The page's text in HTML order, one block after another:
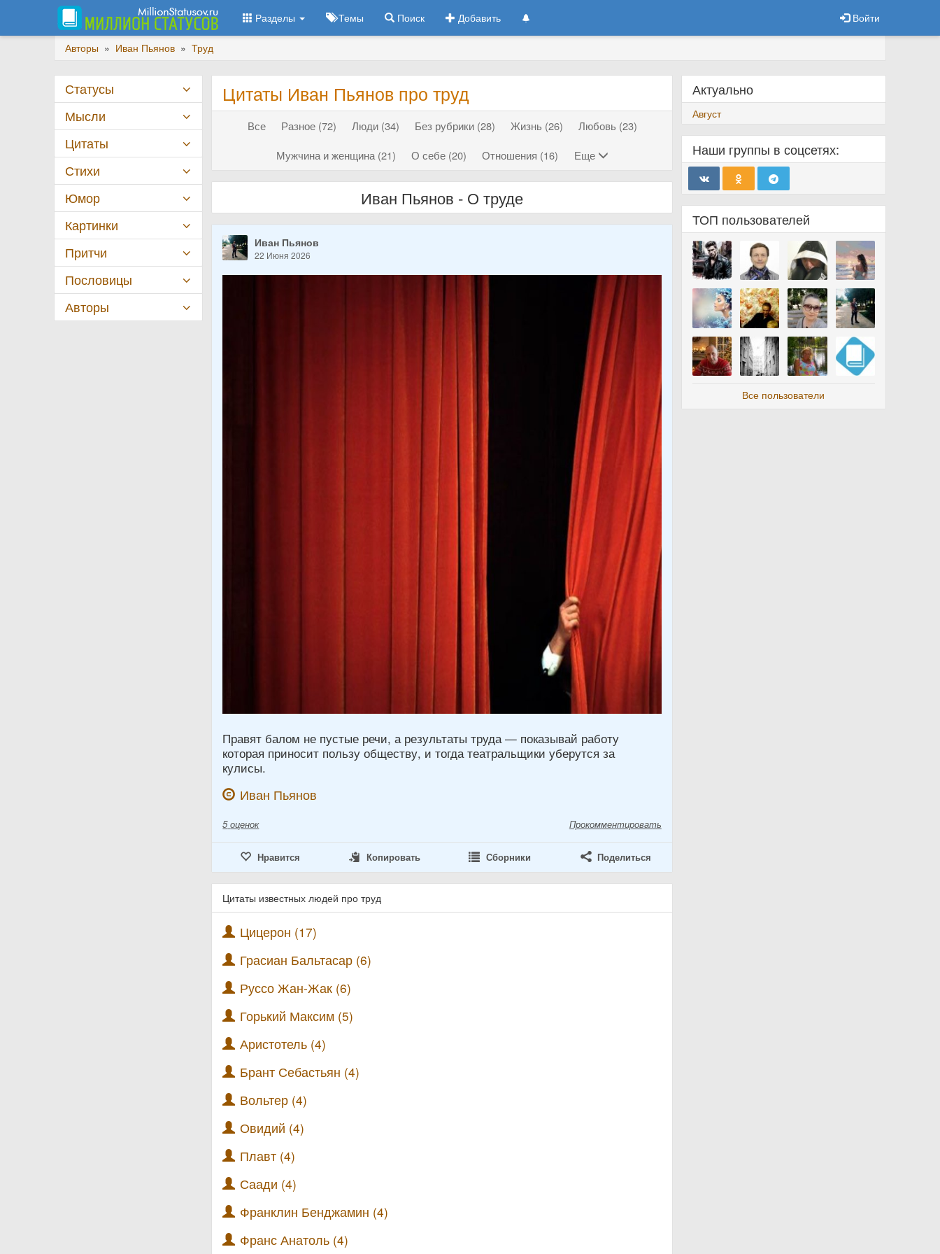
Разделы Темы Поиск Добавить Войти
Авторы » Иван Пьянов » Труд
Цитаты Иван Пьянов про труд
Все Разное (72) Люди (34) Без рубрики (28) Жизнь (26)
Любовь (23)
Мужчина и женщина (21)
О себе (20) Отношения (16) Еще
Иван Пьянов - О труде
Иван Пьянов
22 Июня 2026
Правят балом не пустые речи, а результаты труда — показывай работу
которая приносит пользу обществу, и тогда театральщики уберутся за
кулисы.
Иван Пьянов
5 оценок Прокомментировать
Нравится Копировать Сборники Поделиться
Цитаты известных людей про труд
Цицерон (17)
Грасиан Бальтасар (6)
Руссо Жан-Жак (6)
Горький Максим (5)
Аристотель (4)
Брант Себастьян (4)
Вольтер (4)
Овидий (4)
Плавт (4)
Саади (4)
Франклин Бенджамин (4)
Франс Анатоль (4)
Актуально
Август
Наши группы в соцсетях:
ТОП пользователей
Все пользователи
Статусы
Мысли
Цитаты
Стихи
Юмор
Картинки
Притчи
Пословицы
Авторы